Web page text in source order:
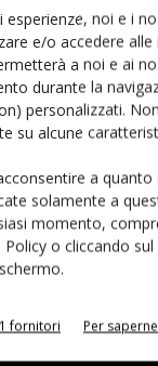
esperienze, noi e i
e/o accedere
a noi e ai
durante la
personalizzati.
su alcune
a
solamente a
momento,
o cliccando
fornitori Per
sofisticato,
sistemi
dei
di elettricità. In
produttore di
di
e di
di utilità avranno
e di
dei picchi,
prezzo
questo